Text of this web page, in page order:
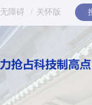
无障碍 / 关怀版